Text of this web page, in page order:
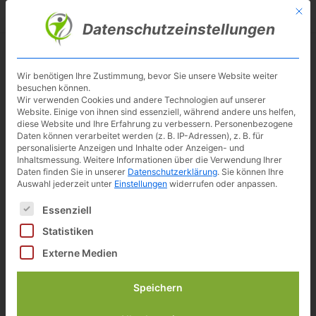
Skip
Besuche meinen Youtube-Kanal ▶︎
ERGO-FIT Cycle 450
Professioneller Ergometer
Alle (3) anzeigen
Preisvergleich
2.299,00 €
Zuletzt aktualisiert am: 7. August 2026 12:00
2.328,94 €
inkl. 19% gesetzlicher MwSt.
Zuletzt aktualisiert am: 7. August 2026 12:00
Mit
Datenschutzeinstellungen
Wir benötigen Ihre Zustimmung, bevor Sie unsere Website weiter
besuchen können.
Wir verwenden Cookies und andere Technologien auf unserer
Website. Einige von ihnen sind essenziell, während andere uns helfen,
diese Website und Ihre Erfahrung zu verbessern. Personenbezogene
Daten können verarbeitet werden (z. B. IP-Adressen), z. B. für
personalisierte Anzeigen und Inhalte oder Anzeigen- und
Inhaltsmessung. Weitere Informationen über die Verwendung Ihrer
Daten finden Sie in unserer Datenschutzerklärung. Sie können Ihre
Auswahl jederzeit unter Einstellungen widerrufen oder anpassen.
Es folgt eine Liste der Service-Gruppen, für die eine
Essenziell
Statistiken
Externe Medien
Speichern